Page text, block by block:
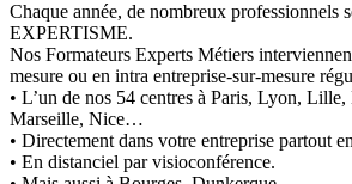
Chaque année, de nombreux professionnels
EXPERTISME.
Nos Formateurs Experts Métiers
mesure ou en intra entreprise-sur-mesure
• L’un de nos 54 centres à Paris, Lyon,
Marseille, Nice…
• Directement dans votre entreprise partout
• En distanciel par visioconférence.